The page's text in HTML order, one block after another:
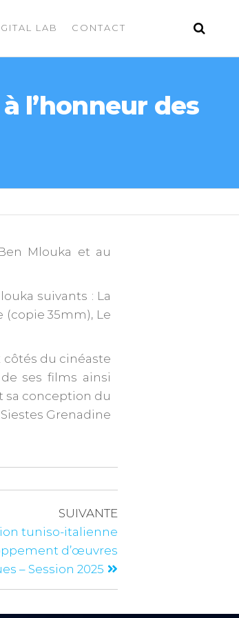
LAB CONTACT
l’honneur des
Mlouka et au
suivants : La
(copie 35mm), Le
du cinéaste
ses films ainsi
sa conception du
Grenadine
SUIVANTE
tuniso-italienne
d’œuvres
– Session 2025